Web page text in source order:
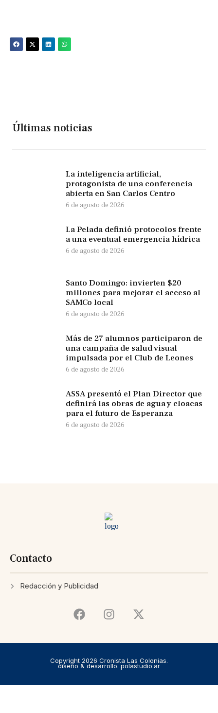
Últimas noticias
La inteligencia artificial,
protagonista de una conferencia
abierta en San Carlos Centro
6 de agosto de 2026
La Pelada definió protocolos frente
a una eventual emergencia hídrica
6 de agosto de 2026
Santo Domingo: invierten $20
millones para mejorar el acceso al
SAMCo local
6 de agosto de 2026
Más de 27 alumnos participaron de
una campaña de salud visual
impulsada por el Club de Leones
6 de agosto de 2026
ASSA presentó el Plan Director que
definirá las obras de agua y cloacas
para el futuro de Esperanza
6 de agosto de 2026
Contacto
Redacción y Publicidad
Copyright 2026 Cronista Las Colonias.
diseño & desarrollo. polastudio.ar